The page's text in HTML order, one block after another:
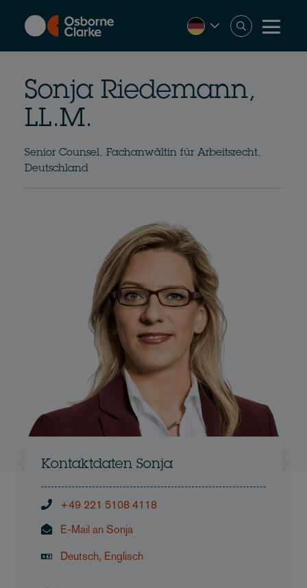
content
Sonja Riedemann,
LL.M.
Senior Counsel, Fachanwältin für Arbeitsrecht,
Deutschland
Kontaktdaten Sonja
+49 221 5108 4118
E-Mail an Sonja
Deutsch, Englisch